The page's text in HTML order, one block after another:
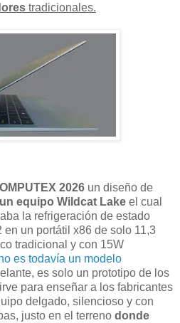
tradicionales.
2026 un diseño de
un equipo Wildcat Lake el cual
la refrigeración de estado
un portátil x86 de solo 11,3
tradicional y con 15W
es todavía un modelo
es solo un prototipo de los
para enseñar a los fabricantes
delgado, silencioso y con
justo en el terreno donde